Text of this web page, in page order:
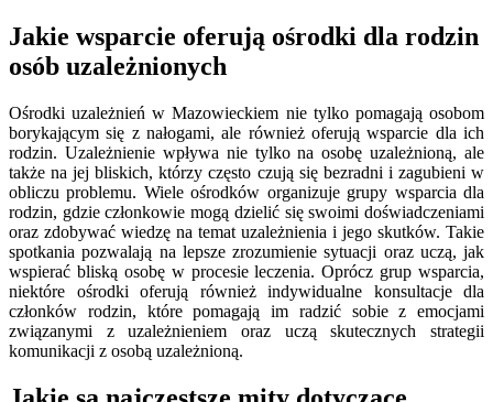
Jakie wsparcie oferują ośrodki dla rodzin
osób uzależnionych
Ośrodki uzależnień w Mazowieckiem nie tylko pomagają osobom
borykającym się z nałogami, ale również oferują wsparcie dla ich
rodzin. Uzależnienie wpływa nie tylko na osobę uzależnioną, ale
także na jej bliskich, którzy często czują się bezradni i zagubieni w
obliczu problemu. Wiele ośrodków organizuje grupy wsparcia dla
rodzin, gdzie członkowie mogą dzielić się swoimi doświadczeniami
oraz zdobywać wiedzę na temat uzależnienia i jego skutków. Takie
spotkania pozwalają na lepsze zrozumienie sytuacji oraz uczą, jak
wspierać bliską osobę w procesie leczenia. Oprócz grup wsparcia,
niektóre ośrodki oferują również indywidualne konsultacje dla
członków rodzin, które pomagają im radzić sobie z emocjami
związanymi z uzależnieniem oraz uczą skutecznych strategii
komunikacji z osobą uzależnioną.